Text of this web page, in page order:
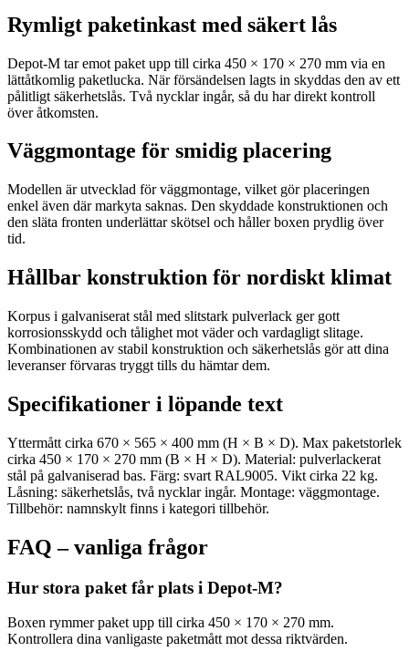
Rymligt paketinkast med säkert lås
Depot-M tar emot paket upp till cirka 450 × 170 × 270 mm via en
lättåtkomlig paketlucka. När försändelsen lagts in skyddas den av ett
pålitligt säkerhetslås. Två nycklar ingår, så du har direkt kontroll
över åtkomsten.
Väggmontage för smidig placering
Modellen är utvecklad för väggmontage, vilket gör placeringen
enkel även där markyta saknas. Den skyddade konstruktionen och
den släta fronten underlättar skötsel och håller boxen prydlig över
tid.
Hållbar konstruktion för nordiskt klimat
Korpus i galvaniserat stål med slitstark pulverlack ger gott
korrosionsskydd och tålighet mot väder och vardagligt slitage.
Kombinationen av stabil konstruktion och säkerhetslås gör att dina
leveranser förvaras tryggt tills du hämtar dem.
Specifikationer i löpande text
Yttermått cirka 670 × 565 × 400 mm (H × B × D). Max paketstorlek
cirka 450 × 170 × 270 mm (B × H × D). Material: pulverlackerat
stål på galvaniserad bas. Färg: svart RAL9005. Vikt cirka 22 kg.
Låsning: säkerhetslås, två nycklar ingår. Montage: väggmontage.
Tillbehör: namnskylt finns i kategori tillbehör.
FAQ – vanliga frågor
Hur stora paket får plats i Depot-M?
Boxen rymmer paket upp till cirka 450 × 170 × 270 mm.
Kontrollera dina vanligaste paketmått mot dessa riktvärden.